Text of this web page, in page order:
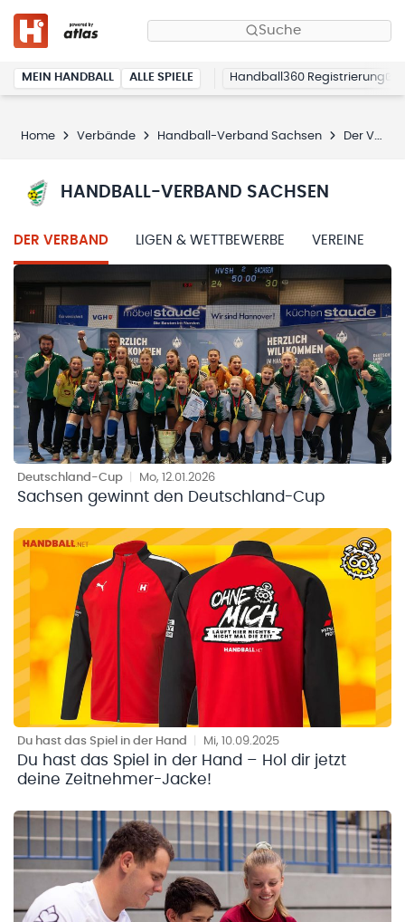
Suche
MEIN HANDBALL ALLE SPIELE Handball360 Registrierung
Home Verbände Handball-Verband Sachsen Der Verband
HANDBALL-VERBAND SACHSEN
DER VERBAND LIGEN & WETTBEWERBE VEREINE
Deutschland-Cup Mo, 12.01.2026
Sachsen gewinnt den Deutschland-Cup
Du hast das Spiel in der Hand Mi, 10.09.2025
Du hast das Spiel in der Hand – Hol dir jetzt
deine Zeitnehmer-Jacke!